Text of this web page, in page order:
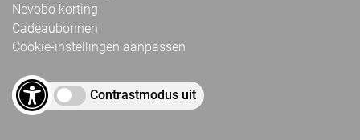
Nevobo korting
Cadeaubonnen
Cookie-instellingen aanpassen
Contrastmodus uit